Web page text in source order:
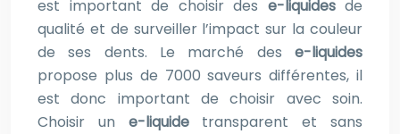
est important de choisir des e-liquides de
qualité et de surveiller l’impact sur la couleur
de ses dents. Le marché des e-liquides
propose plus de 7000 saveurs différentes, il
est donc important de choisir avec soin.
Choisir un e-liquide transparent et sans